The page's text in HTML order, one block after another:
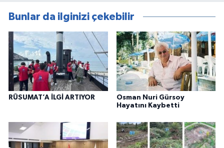
Bunlar da ilginizi çekebilir
RÜSUMAT’A İLGİ ARTIYOR
Osman Nuri Gürsoy
Hayatını Kaybetti